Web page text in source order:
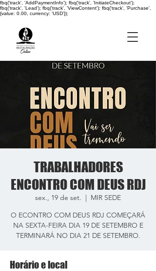
fbq('track', 'AddPaymentInfo'); fbq('track', 'InitiateCheckout');
fbq('track', 'Lead'); fbq('track', 'ViewContent'); fbq('track', 'Purchase',
{value: 0.00, currency: 'USD'});
TRABALHADORES
ENCONTRO COM DEUS RDJ
sex., 19 de set.
  |
MIR SEDE
O ECONTRO COM DEUS RDJ COMEÇARÁ
NA SEXTA-FEIRA DIA 19 DE SETEMBRO E
TERMINARÁ NO DIA 21 DE SETEMBRO.
Horário e local